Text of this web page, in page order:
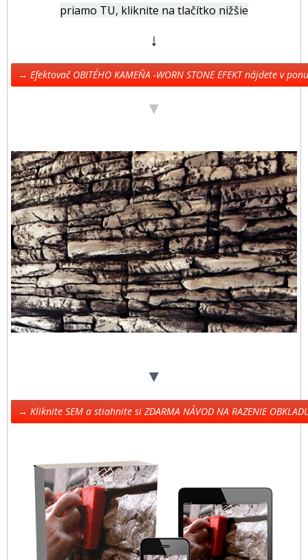
priamo TU, kliknite na tlačítko nižšie
↓
→ Efektovač OBITÉHO KAMEŇA -WORN STONE EFEKT nájdete v
▼
▼
→ Kliknite SEM a stiahnite si ZDARMA NÁVOD NA RAZENIE